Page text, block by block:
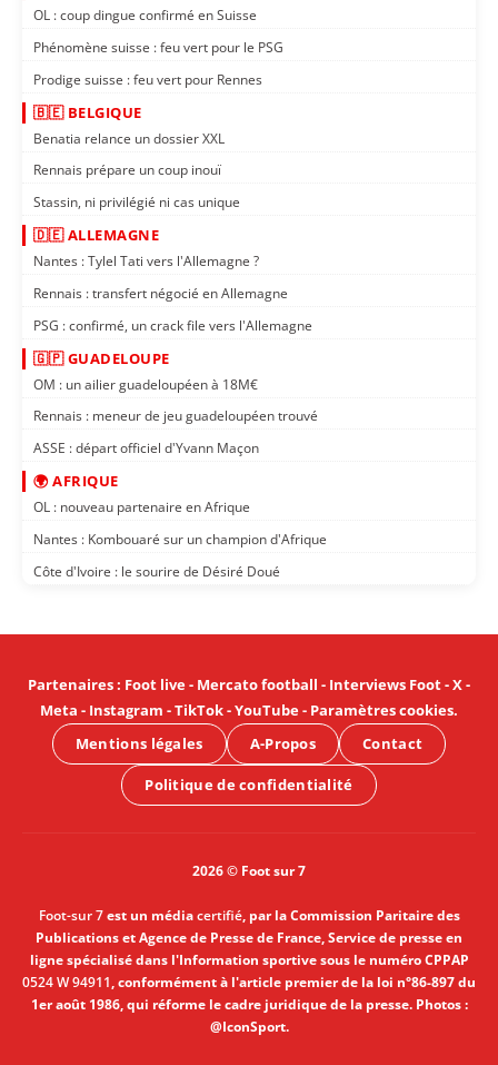
OL : coup dingue confirmé en Suisse
Phénomène suisse : feu vert pour le PSG
Prodige suisse : feu vert pour Rennes
🇧🇪 BELGIQUE
Benatia relance un dossier XXL
Rennais prépare un coup inouï
Stassin, ni privilégié ni cas unique
🇩🇪 ALLEMAGNE
Nantes : Tylel Tati vers l'Allemagne ?
Rennais : transfert négocié en Allemagne
PSG : confirmé, un crack file vers l'Allemagne
🇬🇵 GUADELOUPE
OM : un ailier guadeloupéen à 18M€
Rennais : meneur de jeu guadeloupéen trouvé
ASSE : départ officiel d'Yvann Maçon
🌍 AFRIQUE
OL : nouveau partenaire en Afrique
Nantes : Kombouaré sur un champion d'Afrique
Côte d'Ivoire : le sourire de Désiré Doué
Partenaires: Foot live- Mercato football - Interviews Foot-X-
Meta - Instagram -TikTok-YouTube- Paramètres cookies.
Mentions légales
A-Propos Contact
Politique de confidentialité
2026 © Foot sur 7
Foot-sur 7est un médiacertifié, par la Commission Paritaire des
Publications et Agence de Presse de France, Service de presse en
ligne spécialisé dans l'Information sportive sous le numéro CPPAP
0524 W 94911, conformément à l'article premier de la loi n°86-897 du
1er août 1986, qui réforme le cadre juridique de la presse. Photos :
@IconSport.